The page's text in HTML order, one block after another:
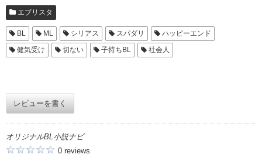
エブリスタ
BL ML シリアス スパダリ
ハッピーエンド
健気受け
切ない 子持ちBL 社会人
レビューを書く
オリジナルBL小説ナビ
0 reviews